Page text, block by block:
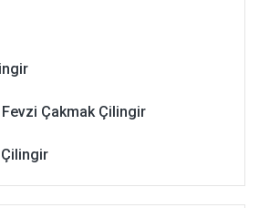
Çakmak Çilingir